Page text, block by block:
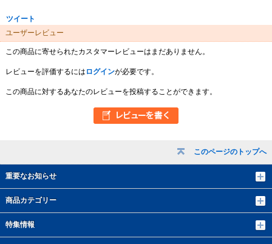
このページのトップへ
重要なお知らせ
商品カテゴリー
特集情報
ツイート
ユーザーレビュー
この商品に寄せられたカスタマーレビューはまだありません。
レビューを評価するには ログインが必要です。
この商品に対するあなたのレビューを投稿することができます。